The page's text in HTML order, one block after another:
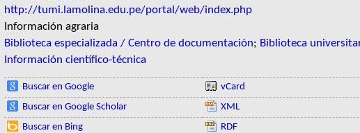
http://tumi.lamolina.edu.pe/portal/web/index.php
Información agraria
Biblioteca especializada / Centro de documentación; Biblioteca
Información científico-técnica
Buscar en Google
Buscar en Google Scholar
Buscar en Bing
vCard
XML
RDF